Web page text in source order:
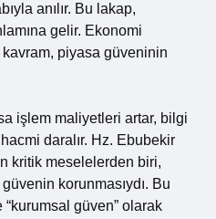
anılır. Bu lakap,
gelir. Ekonomi
kavram, piyasa güveninin
işlem maliyetleri artar, bilgi
daralır. Hz. Ebubekir
kritik meselelerden biri,
korunmasıydı. Bu
güven” olarak